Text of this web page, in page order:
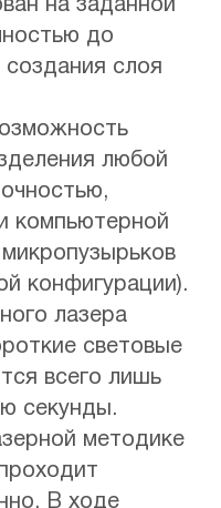
на заданной
до
создания слоя
любой
компьютерной
конфигурации).
лазера
световые
всего лишь
секунды.
методике
В ходе